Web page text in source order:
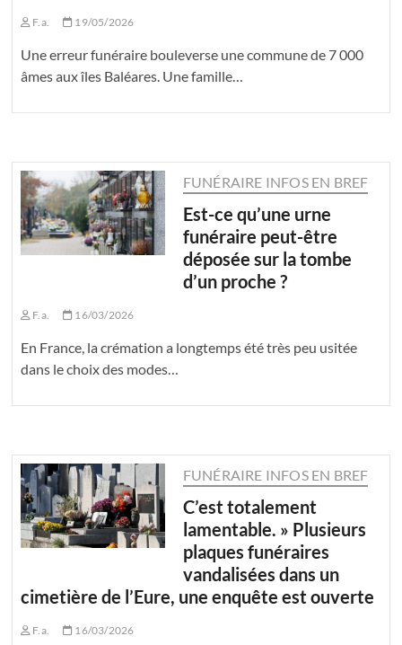
F.a. 19/05/2026
Une erreur funéraire bouleverse une commune de 7 000
âmes aux îles Baléares. Une famille…
FUNÉRAIRE INFOS EN BREF
Est-ce qu’une urne
funéraire peut-être
déposée sur la tombe
d’un proche ?
F.a. 16/03/2026
En France, la crémation a longtemps été très peu usitée
dans le choix des modes…
FUNÉRAIRE INFOS EN BREF
C’est totalement
lamentable. » Plusieurs
plaques funéraires
vandalisées dans un
cimetière de l’Eure, une enquête est ouverte
F.a. 16/03/2026